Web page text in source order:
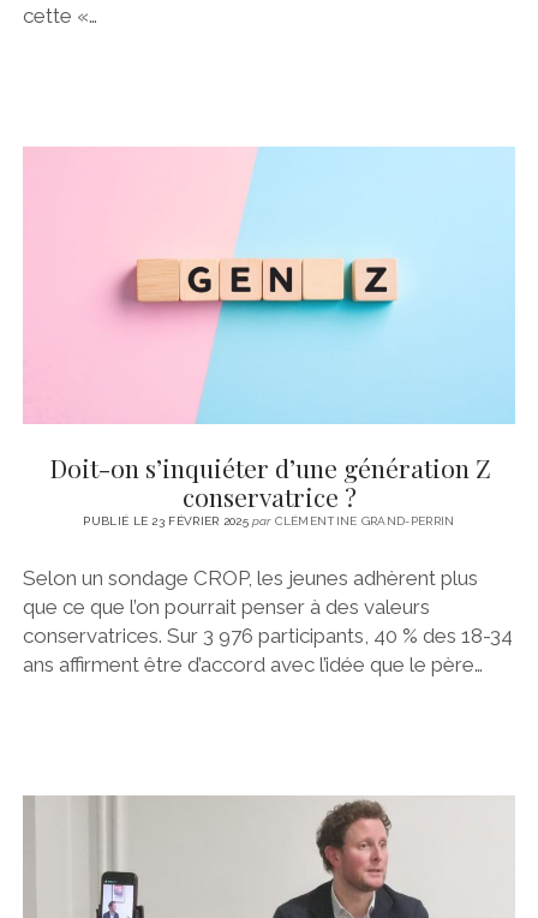
cette «…
Doit-on s’inquiéter d’une génération Z
conservatrice ?
PUBLIÉ LE 23 FÉVRIER 2025parCLÉMENTINE GRAND-PERRIN
Selon un sondage CROP, les jeunes adhèrent plus
que ce que l’on pourrait penser à des valeurs
conservatrices. Sur 3 976 participants, 40 % des 18-34
ans affirment être d’accord avec l’idée que le père…